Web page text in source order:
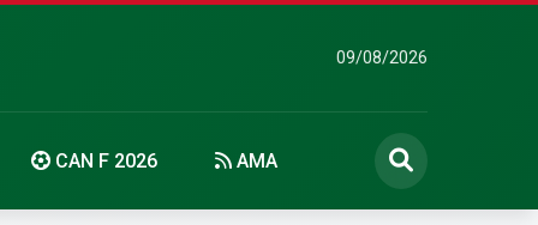
09/08/2026
CAN F 2026 AMA